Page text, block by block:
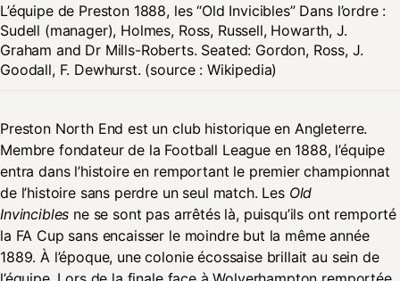
L’équipe de Preston 1888, les “Old Invicibles” Dans l’ordre :
Sudell (manager), Holmes, Ross, Russell, Howarth, J.
Graham and Dr Mills-Roberts. Seated: Gordon, Ross, J.
Goodall, F. Dewhurst. (source : Wikipedia)
Preston North End est un club historique en Angleterre.
Membre fondateur de la Football League en 1888, l’équipe
entra dans l’histoire en remportant le premier championnat
de l’histoire sans perdre un seul match. Les Old
Invincibles ne se sont pas arrêtés là, puisqu’ils ont remporté
la FA Cup sans encaisser le moindre but la même année
1889. À l’époque, une colonie écossaise brillait au sein de